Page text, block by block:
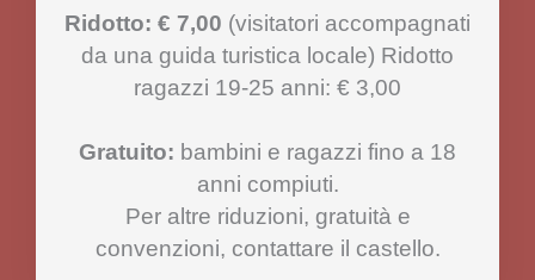
Ridotto: € 7,00 (visitatori accompagnati
da una guida turistica locale) Ridotto
ragazzi 19-25 anni: € 3,00
Gratuito: bambini e ragazzi fino a 18
anni compiuti.
Per altre riduzioni, gratuità e
convenzioni, contattare il castello.